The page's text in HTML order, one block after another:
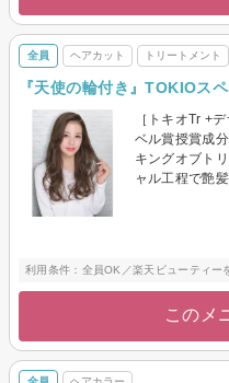
全員 ヘアカット トリートメント
『天使の輪付き』TOKIOス
［トキオTr +
ベル賞授賞成
キングオブト
ャル工程で艶
利用条件：全員OK／楽天ビューティー
このメ